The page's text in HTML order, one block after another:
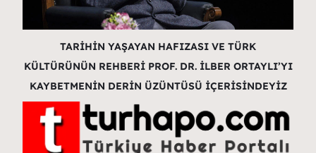
TARİHİN YAŞAYAN HAFIZASI VE TÜRK
KÜLTÜRÜNÜN REHBERİ PROF. DR. İLBER ORTAYLI’YI
KAYBETMENİN DERİN ÜZÜNTÜSÜ İÇERİSİNDEYİZ